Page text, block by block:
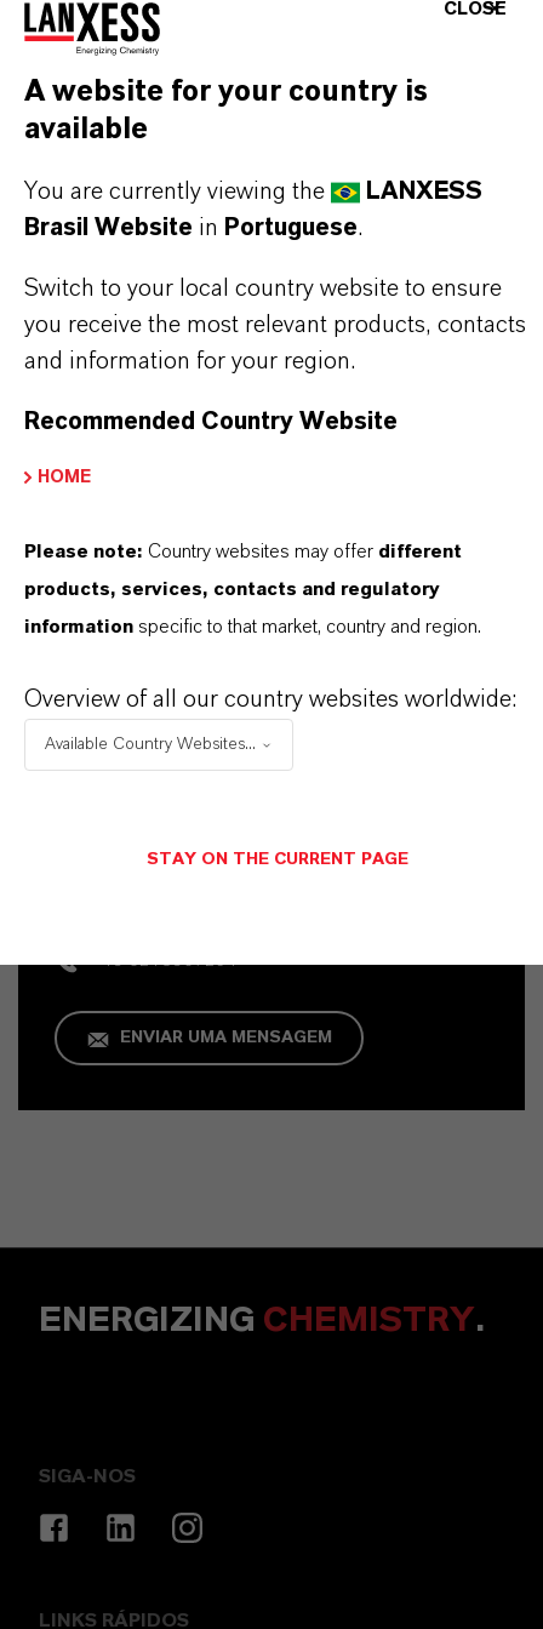
Aqui você pode baixar as fichas técnicas dos
produtos. Ao selecionar uma opção nos menus
suspensos, os links para download serão exibidos.
+49 6218907254
ENVIAR UMA MENSAGEM
ENERGIZING CHEMISTRY.
SIGA-NOS
LINKS RÁPIDOS
CLOSE
A website for your country is
available
You are currently viewing the
LANXESS
Brasil Website in Portuguese.
Switch to your local country website to ensure
you receive the most relevant products, contacts
and information for your region.
Recommended Country Website
HOME
Please note: Country websites may offer different
products, services, contacts and regulatory
information specific to that market, country and region.
Overview of all our country websites worldwide:
Available Country Websites...
STAY ON THE CURRENT PAGE